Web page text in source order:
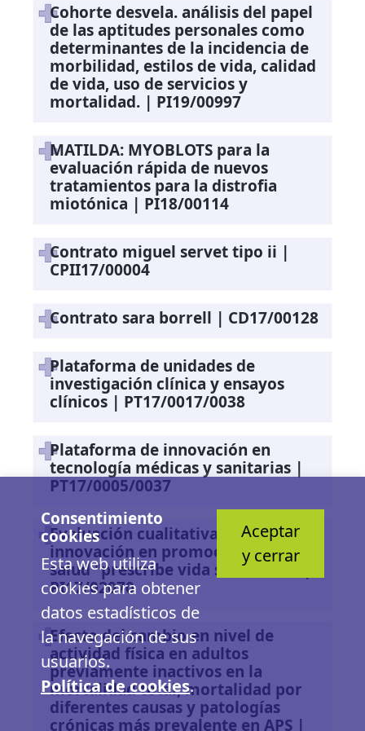
Cohorte desvela. análisis del papel
de las aptitudes personales como
determinantes de la incidencia de
morbilidad, estilos de vida, calidad
de vida, uso de servicios y
mortalidad. | PI19/00997
MATILDA: MYOBLOTS para la
evaluación rápida de nuevos
tratamientos para la distrofia
miotónica | PI18/00114
Contrato miguel servet tipo ii |
CPII17/00004
Contrato sara borrell | CD17/00128
Plataforma de unidades de
investigación clínica y ensayos
clínicos | PT17/0017/0038
Plataforma de innovación en
tecnología médicas y sanitarias |
PT17/0005/0037
Evaluación cualitativa de la
innovación en promoción de la
salud "prescribe vida saludable": |
PI17/02070
Efecto del cambio en nivel de
actividad física en adultos
previamente inactivos en la
mortalidad total, mortalidad por
diferentes causas y patologías
crónicas más prevalente en APS |
Consentimiento
cookies
Esta web utiliza
cookies para obtener
datos estadísticos de
la navegación de sus
usuarios.
Política de cookies.
Aceptar
y cerrar